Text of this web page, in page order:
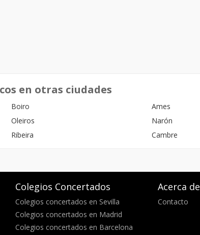
en otras ciudades
Boiro
Oleiros
Ribeira
Ames
Narón
Cambre
Colegios Concertados
Colegios concertados en Sevilla
Colegios concertados en Madrid
Colegios concertados en Barcelona
Acerca de
Contacto